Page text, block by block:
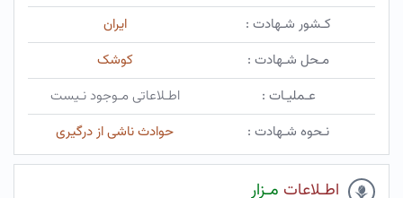
کـشور شـهادت :
ایران
مـحل شـهادت :
کوشک
عـملیـات :
اطـلاعاتی مـوجود نـیست
نـحوه شـهادت :
حوادث ناشی از درگیری
اطـلاعات مـزار